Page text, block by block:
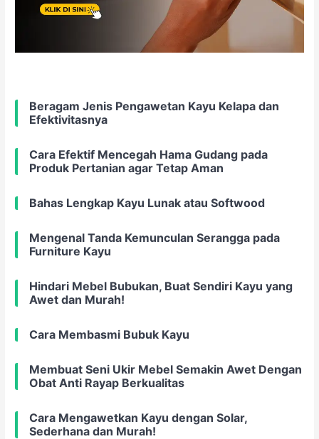
Beragam Jenis Pengawetan Kayu Kelapa dan
Efektivitasnya
Cara Efektif Mencegah Hama Gudang pada
Produk Pertanian agar Tetap Aman
Bahas Lengkap Kayu Lunak atau Softwood
Mengenal Tanda Kemunculan Serangga pada
Furniture Kayu
Hindari Mebel Bubukan, Buat Sendiri Kayu yang
Awet dan Murah!
Cara Membasmi Bubuk Kayu
Membuat Seni Ukir Mebel Semakin Awet Dengan
Obat Anti Rayap Berkualitas
Cara Mengawetkan Kayu dengan Solar,
Sederhana dan Murah!